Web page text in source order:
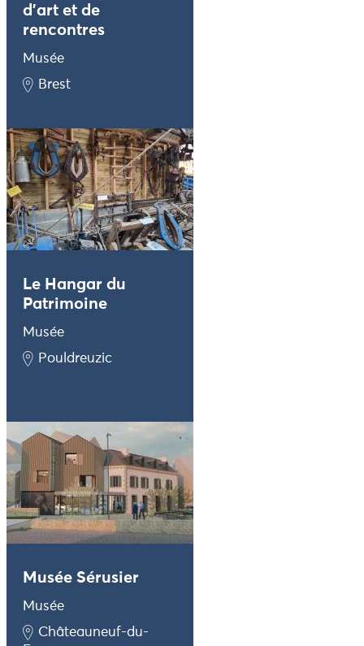
d’art et de
rencontres
Musée
Brest
Le Hangar du
Patrimoine
Musée
Pouldreuzic
Musée Sérusier
Musée
Châteauneuf-du-